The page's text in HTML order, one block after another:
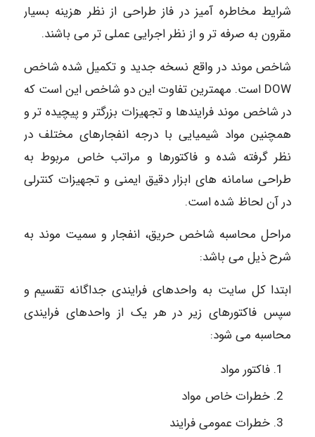
شرایط مخاطره آمیز در فاز طراحی از نظر هزینه بسیار
مقرون به صرفه تر و از نظر اجرایی عملی تر می باشند.
شاخص موند در واقع نسخه جدید و تکمیل شده شاخص
DOW است. مهمترین تفاوت این دو شاخص این است که
در شاخص موند فرایندها و تجهیزات بزرگتر و پیچیده تر و
همچنین مواد شیمیایی با درجه انفجارهای مختلف در
نظر گرفته شده و فاکتورها و مراتب خاص مربوط به
طراحی سامانه های ابزار دقیق ایمنی و تجهیزات کنترلی
در آن لحاظ شده است.
مراحل محاسبه شاخص حریق، انفجار و سمیت موند به
شرح ذیل می باشد:
ابتدا کل سایت به واحدهای فرایندی جداگانه تقسیم و
سپس فاکتورهای زیر در هر یک از واحدهای فرایندی
محاسبه می شود:
فاکتور مواد
خطرات خاص مواد
خطرات عمومی فرایند